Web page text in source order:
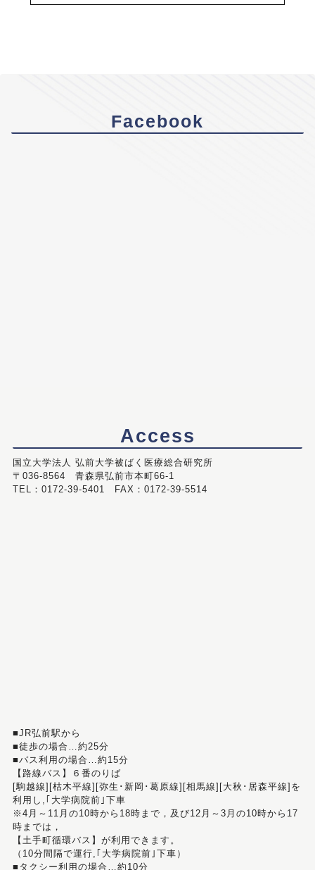
Facebook
Access
国立大学法人 弘前大学被ばく医療総合研究所
〒036-8564 青森県弘前市本町66-1
TEL：0172-39-5401 FAX：0172-39-5514
■JR弘前駅から
■徒歩の場合…約25分
■バス利用の場合…約15分
【路線バス】６番のりば
[駒越線][枯木平線][弥生･新岡･葛原線][相馬線][大秋･居森平線]を
利用し,｢大学病院前｣下車
※4月～11月の10時から18時まで，及び12月～3月の10時から17
時までは，
【土手町循環バス】が利用できます。
（10分間隔で運行,｢大学病院前｣下車）
■タクシー利用の場合…約10分